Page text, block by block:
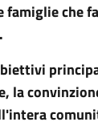
che
la